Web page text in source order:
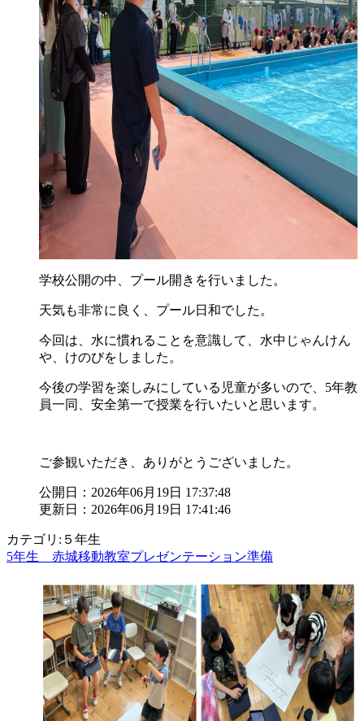
学校公開の中、プール開きを行いました。
天気も非常に良く、プール日和でした。
今回は、水に慣れることを意識して、水中じゃんけん
や、けのびをしました。
今後の学習を楽しみにしている児童が多いので、5年教
員一同、安全第一で授業を行いたいと思います。
ご参観いただき、ありがとうございました。
公開日：2026年06月19日 17:37:48
更新日：2026年06月19日 17:41:46
カテゴリ:５年生
5年生 赤城移動教室プレゼンテーション準備